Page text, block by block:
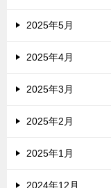
2025年5月
2025年4月
2025年3月
2025年2月
2025年1月
2024年12月